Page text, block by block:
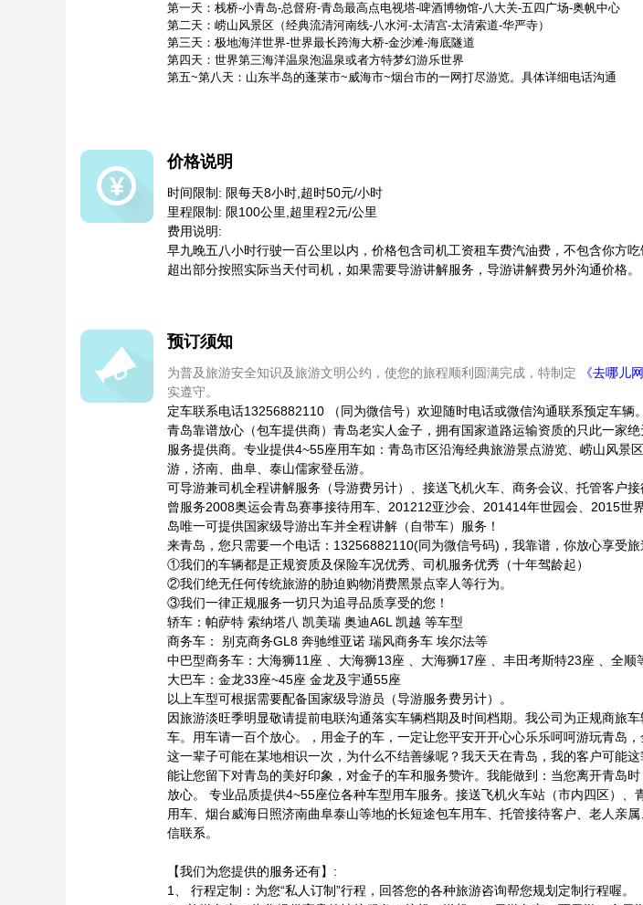
第一天：栈桥-小青岛-总督府-青岛最高点电视塔-啤酒博物馆-八大关-五四广场-奥帆中心
第二天：崂山风景区（经典流清河南线-八水河-太清宫-太清索道-华严寺）
第三天：极地海洋世界-世界最长跨海大桥-金沙滩-海底隧道
第四天：世界第三海洋温泉泡温泉或者方特梦幻游乐世界
第五~第八天：山东半岛的蓬莱市~威海市~烟台市的一网打尽游览。具体详细电话沟通
价格说明
时间限制: 限每天8小时,超时50元/小时
里程限制: 限100公里,超里程2元/公里
费用说明:
早九晚五八小时行驶一百公里以内，价格包含司机工资租车费汽油费，不包含你方吃
超出部分按照实际当天付司机，如果需要导游讲解服务，导游讲解费另外沟通价格。
预订须知
为普及旅游安全知识及旅游文明公约，使您的旅程顺利圆满完成，特制定 《去哪儿
实遵守。
定车联系电话13256882110 （同为微信号）欢迎随时电话或微信沟通联系预定车辆。
青岛靠谱放心（包车提供商）青岛老实人金子，拥有国家道路运输资质的只此一家
服务提供商。专业提供4~55座用车如：青岛市区沿海经典旅游景点游览、崂山风景
游，济南、曲阜、泰山儒家登岳游。
可导游兼司机全程讲解服务（导游费另计）、接送飞机火车、商务会议、托管客户
曾服务2008奥运会青岛赛事接待用车、201212亚沙会、201414年世园会、2015世
岛唯一可提供国家级导游出车并全程讲解（自带车）服务！
来青岛，您只需要一个电话：13256882110(同为微信号码)，我靠谱，你放心享受旅
①我们的车辆都是正规资质及保险车况优秀、司机服务优秀（十年驾龄起）
②我们绝无任何传统旅游的胁迫购物消费黑景点宰人等行为。
③我们一律正规服务一切只为追寻品质享受的您！
轿车：帕萨特 索纳塔八 凯美瑞 奥迪A6L 凯越 等车型
商务车： 别克商务GL8 奔驰维亚诺 瑞风商务车 埃尔法等
中巴型商务车：大海狮11座 、大海狮13座 、大海狮17座 、丰田考斯特23座 、全顺
大巴车：金龙33座~45座 金龙及宇通55座
以上车型可根据需要配备国家级导游员（导游服务费另计）。
因旅游淡旺季明显敬请提前电联沟通落实车辆档期及时间档期。我公司为正规商旅
车。用车请一百个放心。，用金子的车，一定让您平安开开心心乐乐呵呵游玩青岛
这一辈子可能在某地相识一次，为什么不结善缘呢？我天天在青岛，我的客户可能
能让您留下对青岛的美好印象，对金子的车和服务赞许。我能做到：当您离开青岛
放心。 专业品质提供4~55座位各种车型用车服务。接送飞机火车站（市内四区）、
用车、烟台威海日照济南曲阜泰山等地的长短途包车用车、托管接待客户、老人亲
信联系。
【我们为您提供的服务还有】:
1、 行程定制：为您“私人订制”行程，回答您的各种旅游咨询帮您规划定制行程喔。